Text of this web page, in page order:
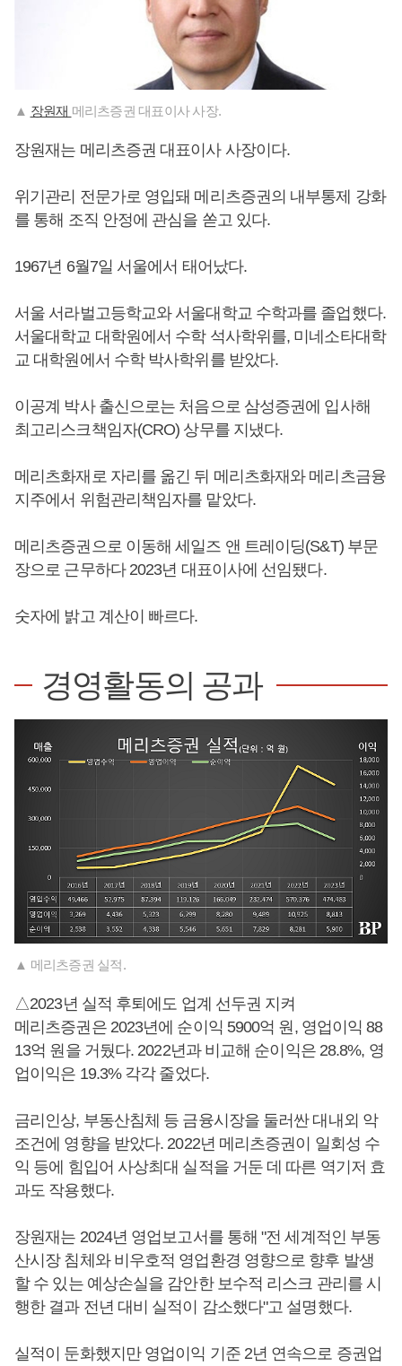
▲ 장원재 메리츠증권 대표이사 사장.
장원재는 메리츠증권 대표이사 사장이다.
위기관리 전문가로 영입돼 메리츠증권의 내부통제 강화
를 통해 조직 안정에 관심을 쏟고 있다.
1967년 6월7일 서울에서 태어났다.
서울 서라벌고등학교와 서울대학교 수학과를 졸업했다.
서울대학교 대학원에서 수학 석사학위를, 미네소타대학
교 대학원에서 수학 박사학위를 받았다.
이공계 박사 출신으로는 처음으로 삼성증권에 입사해
최고리스크책임자(CRO) 상무를 지냈다.
메리츠화재로 자리를 옮긴 뒤 메리츠화재와 메리츠금융
지주에서 위험관리책임자를 맡았다.
메리츠증권으로 이동해 세일즈 앤 트레이딩(S&T) 부문
장으로 근무하다 2023년 대표이사에 선임됐다.
숫자에 밝고 계산이 빠르다.
경영활동의 공과
▲ 메리츠증권 실적.
△2023년 실적 후퇴에도 업계 선두권 지켜
메리츠증권은 2023년에 순이익 5900억 원, 영업이익 88
13억 원을 거뒀다. 2022년과 비교해 순이익은 28.8%, 영
업이익은 19.3% 각각 줄었다.
금리인상, 부동산침체 등 금융시장을 둘러싼 대내외 악
조건에 영향을 받았다. 2022년 메리츠증권이 일회성 수
익 등에 힘입어 사상최대 실적을 거둔 데 따른 역기저 효
과도 작용했다.
장원재는 2024년 영업보고서를 통해 "전 세계적인 부동
산시장 침체와 비우호적 영업환경 영향으로 향후 발생
할 수 있는 예상손실을 감안한 보수적 리스크 관리를 시
행한 결과 전년 대비 실적이 감소했다"고 설명했다.
실적이 둔화했지만 영업이익 기준 2년 연속으로 증권업